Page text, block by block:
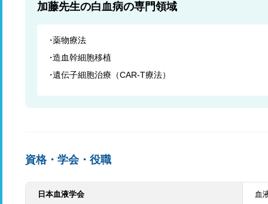
加藤先生の白血病の専門領域
薬物療法
造血幹細胞移植
遺伝子細胞治療（CAR-T療法）
資格・学会・役職
日本血液学会 血